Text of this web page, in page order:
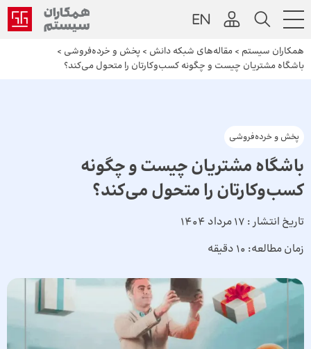
همکاران سیستم > مقاله‌های شبکه دانش > پخش و خرده‌فروشی >
باشگاه مشتریان چیست و چگونه کسب‌وکارتان را متحول می‌کند؟
پخش و خرده‌فروشی
باشگاه مشتریان چیست و چگونه
کسب‌وکارتان را متحول می‌کند؟
تاریخ انتشار : 17 مرداد 1404
زمان مطالعه: 10 دقیقه